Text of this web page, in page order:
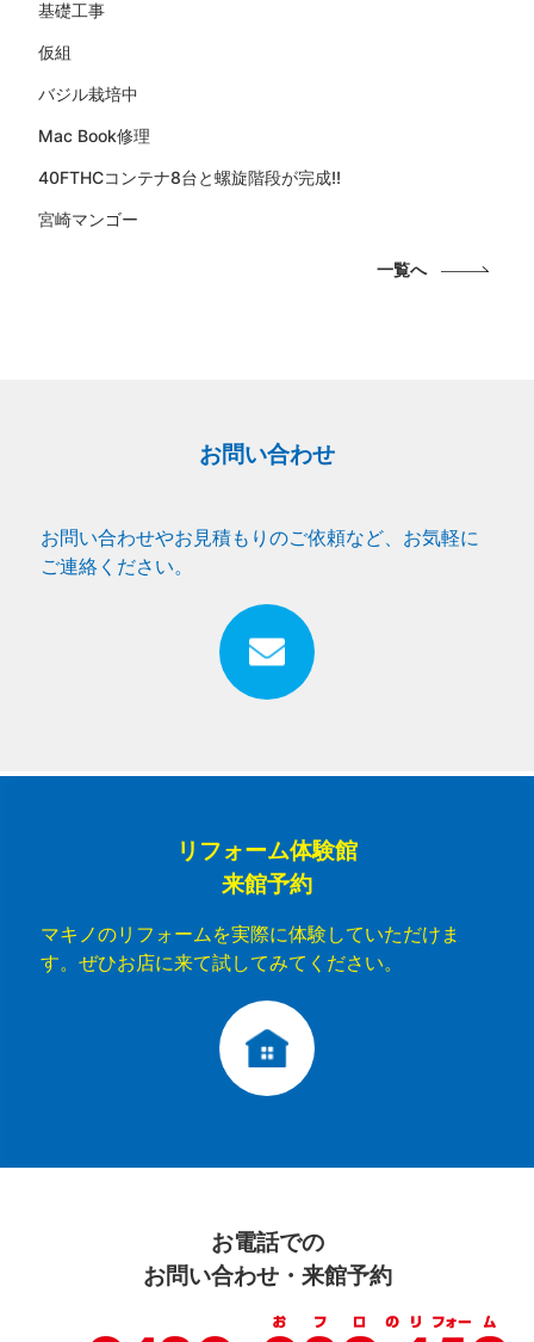
基礎工事
仮組
バジル栽培中
Mac Book修理
40FTHCコンテナ8台と螺旋階段が完成!!
宮崎マンゴー
一覧へ
お問い合わせ
お問い合わせやお見積もりのご依頼など、お気軽に
ご連絡ください。
リフォーム体験館
来館予約
マキノのリフォームを実際に体験していただけま
す。ぜひお店に来て試してみてください。
お電話での
お問い合わせ・来館予約